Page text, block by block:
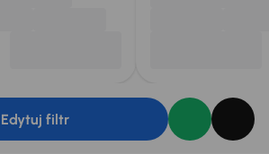
Edytuj filtr